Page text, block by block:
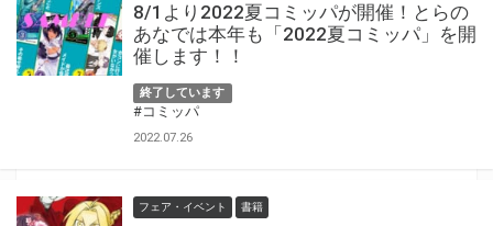
8/1より2022夏コミッパが開催！とらの
あなでは本年も「2022夏コミッパ」を開
催します！！
終了しています
#コミッパ
2022.07.26
フェア・イベント 書籍